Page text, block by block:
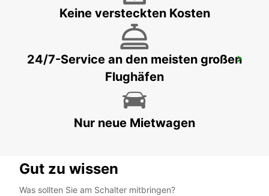
JEREZ DE LA FRONTERA FLUGHAFEN
JEREZ DE LA FRONTERA - SPAIN
Keine versteckten Kosten
24/7-Service an den meisten großen
Flughäfen
Nur neue Mietwagen
Gut zu wissen
Was sollten Sie am Schalter mitbringen?